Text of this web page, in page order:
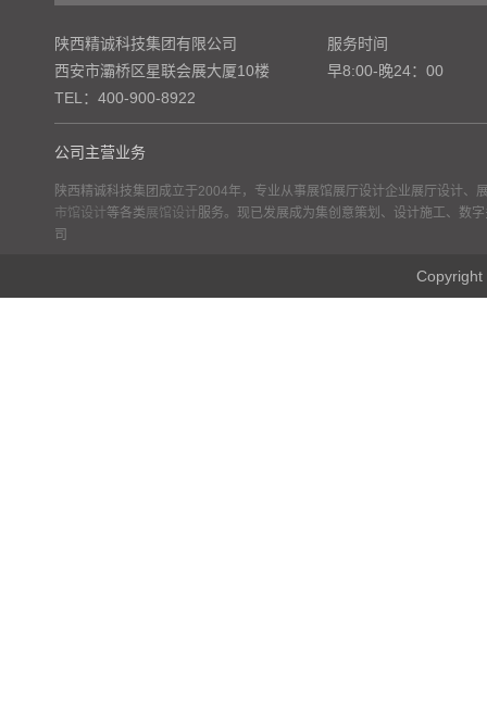
陕西精诚科技集团有限公司
西安市灞桥区星联会展大厦10楼
TEL：400-900-8922
服务时间
早8:00-晚24：00
公司主营业务
陕西精诚科技集团成立于2004年，专业从事展馆展厅设计企业展厅设计、
市馆设计等各类 展馆设计 服务。现已发展成为集创意策划、设计施工、数
司